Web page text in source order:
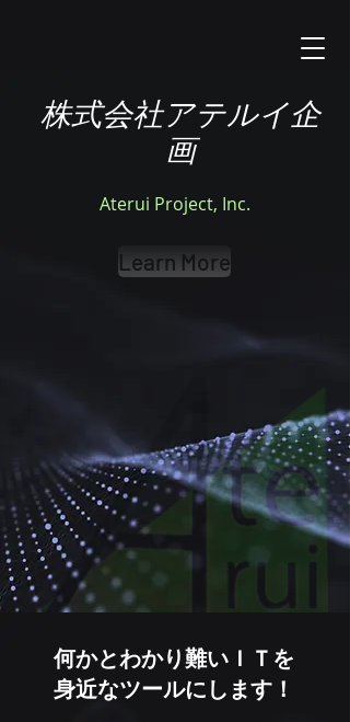
株式会社アテルイ企
画
​Aterui Project, Inc.
Learn More
最適なＩＴ環境を実現する
パートナー
​何かとわかり難いＩＴを
​身近なツールにします！